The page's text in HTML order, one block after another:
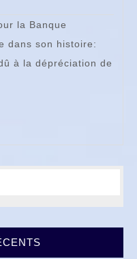
la Banque
dans son histoire:
à la dépréciation de